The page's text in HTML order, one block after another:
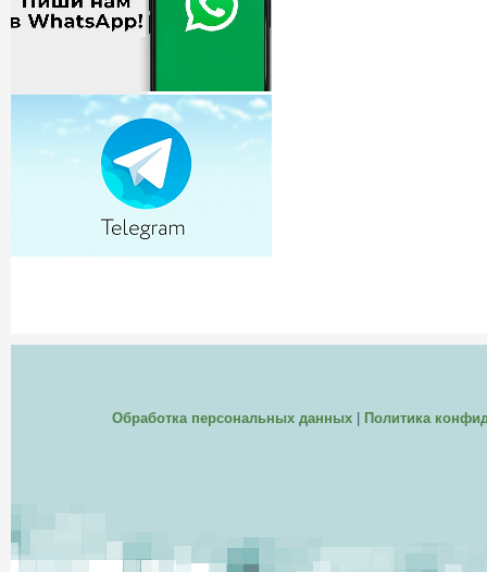
Обработка персональных данных| Политика